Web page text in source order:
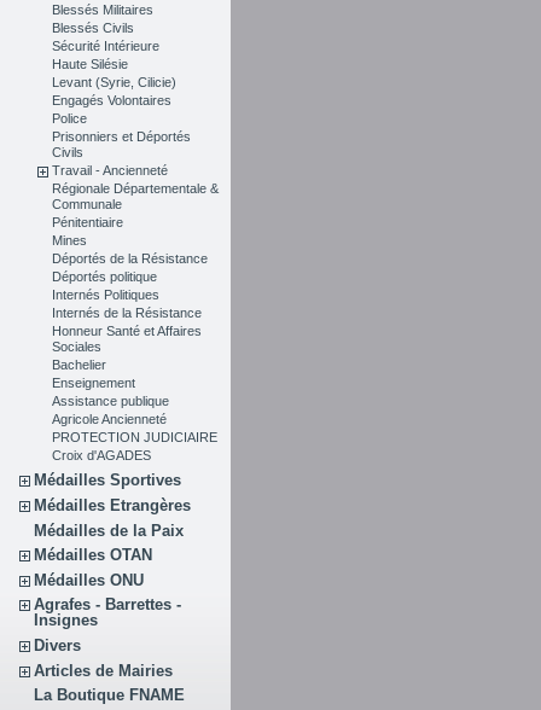
Blessés Militaires
Blessés Civils
Sécurité Intérieure
Haute Silésie
Levant (Syrie, Cilicie)
Engagés Volontaires
Police
Prisonniers et Déportés
Civils
Travail - Ancienneté
Régionale Départementale &
Communale
Pénitentiaire
Mines
Déportés de la Résistance
Déportés politique
Internés Politiques
Internés de la Résistance
Honneur Santé et Affaires
Sociales
Bachelier
Enseignement
Assistance publique
Agricole Ancienneté
PROTECTION JUDICIAIRE
Croix d'AGADES
Médailles Sportives
Médailles Etrangères
Médailles de la Paix
Médailles OTAN
Médailles ONU
Agrafes - Barrettes -
Insignes
Divers
Articles de Mairies
La Boutique FNAME